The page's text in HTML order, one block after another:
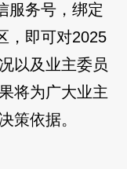
服务号，绑定
，即可对2025
以及业主委员
将为广大业主
策依据。